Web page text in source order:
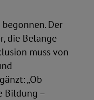
Der
die Belange
muss von
„Ob
Bildung –